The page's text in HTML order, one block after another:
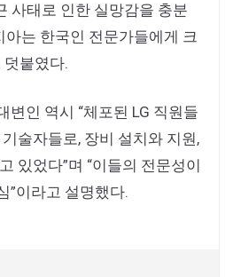
사태로 인한 실망감을 충분
아는 한국인 전문가들에게 크
덧붙였다.
변인 역시 “체포된 LG 직원들
술자들로, 장비 설치와 지원,
있었다”며 “이들의 전문성이
”이라고 설명했다.